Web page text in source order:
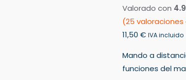
Valorado con
(25
11,50 € IVA incluido
Mando a
funciones del
LG
47LS560S
cantidad